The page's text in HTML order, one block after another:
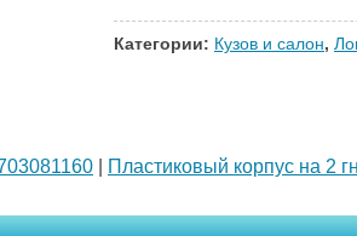
Категории: Кузов и салон,
Пластиковый корпус на 2